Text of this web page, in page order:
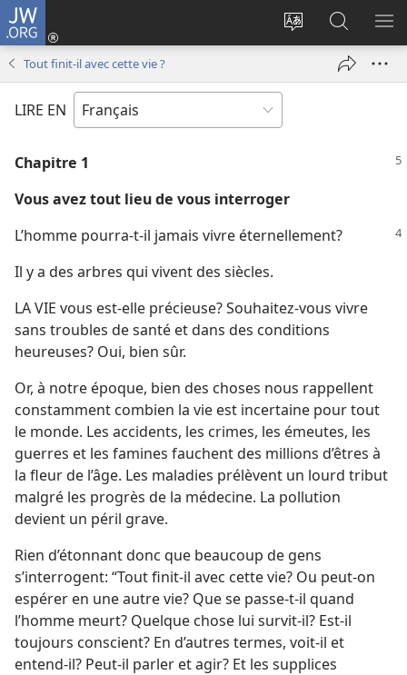
JW.ORG
Changer
langue
Se
connecter
nouvelle
sur
JW.ORG
Tout finit-il avec cette vie ?
LIRE EN
Chapitre 1
Vous avez tout lieu de vous interroger
L’homme pourra-​t-​il jamais vivre éternellement?
Il y a des arbres qui vivent des siècles.
LA VIE vous est-​elle précieuse? Souhaitez-​vous vivre
sans troubles de santé et dans des conditions
heureuses? Oui, bien sûr.
Or, à notre époque, bien des choses nous rappellent
constamment combien la vie est incertaine pour tout
le monde. Les accidents, les crimes, les émeutes, les
guerres et les famines fauchent des millions d’êtres à
la fleur de l’âge. Les maladies prélèvent un lourd tribut
malgré les progrès de la médecine. La pollution
devient un péril grave.
Rien d’étonnant donc que beaucoup de gens
s’interrogent: “Tout finit-​il avec cette vie? Ou peut-​on
espérer en une autre vie? Que se passe-​t-​il quand
l’homme meurt? Quelque chose lui survit-​il? Est-​il
toujours conscient? En d’autres termes, voit-​il et
entend-​il? Peut-​il parler et agir? Et les supplices